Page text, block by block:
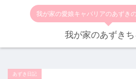
我が家の愛娘キャバリアのあずき
我が家のあずき
あずき日記